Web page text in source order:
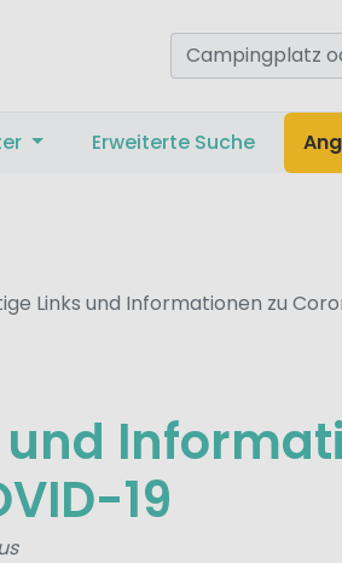
Erweiterte Suche
Links und Informationen zu
19